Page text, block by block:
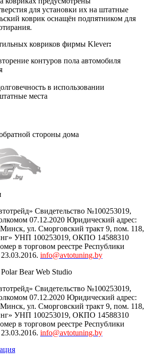
для установки их на штатные
коврик оснащён подпятником для
ковриков фирмы Klever:
контуров пола автомобиля
в использовании
места
Свидетельство №100253019,
07.12.2020 Юридический адрес:
Минск, ул. Сморговский тракт 9, пом. 118,
УНП 100253019, ОКПО 14588310
в торговом реестре Республики
info@avtotuning.by
Polar Bear Web Studio
Свидетельство №100253019,
07.12.2020 Юридический адрес:
Минск, ул. Сморговский тракт 9, пом. 118,
УНП 100253019, ОКПО 14588310
в торговом реестре Республики
info@avtotuning.by